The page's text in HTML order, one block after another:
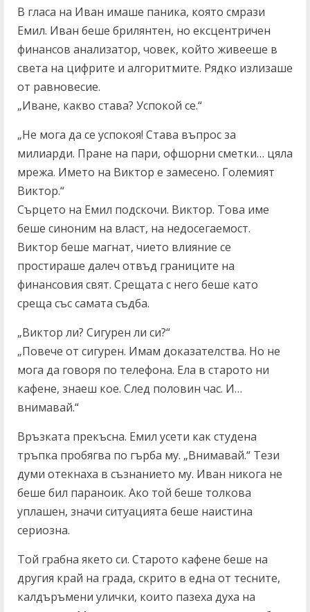
В гласа на Иван имаше паника, която смрази
Емил. Иван беше брилянтен, но ексцентричен
финансов анализатор, човек, който живееше в
света на цифрите и алгоритмите. Рядко излизаше
от равновесие.
„Иване, какво става? Успокой се.“
„Не мога да се успокоя! Става въпрос за
милиарди. Пране на пари, офшорни сметки… цяла
мрежа. Името на Виктор е замесено. Големият
Виктор.“
Сърцето на Емил подскочи. Виктор. Това име
беше синоним на власт, на недосегаемост.
Виктор беше магнат, чието влияние се
простираше далеч отвъд границите на
финансовия свят. Срещата с него беше като
среща със самата съдба.
„Виктор ли? Сигурен ли си?“
„Повече от сигурен. Имам доказателства. Но не
мога да говоря по телефона. Ела в старото ни
кафене, знаеш кое. След половин час. И…
внимавай.“
Връзката прекъсна. Емил усети как студена
тръпка пробягва по гърба му. „Внимавай.“ Тези
думи отекнаха в съзнанието му. Иван никога не
беше бил параноик. Ако той беше толкова
уплашен, значи ситуацията беше наистина
сериозна.
Той грабна якето си. Старото кафене беше на
другия край на града, скрито в една от тесните,
калдъръмени улички, които пазеха духа на